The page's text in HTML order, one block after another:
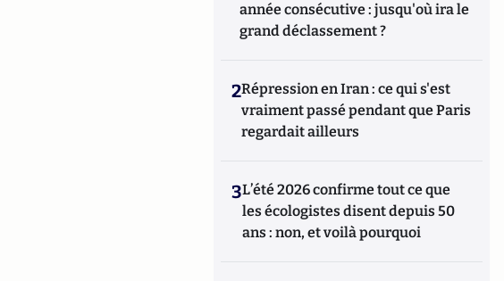
année consécutive : jusqu'où ira le
grand déclassement ?
2Répression en Iran : ce qui s'est
vraiment passé pendant que Paris
regardait ailleurs
3L’été 2026 confirme tout ce que
les écologistes disent depuis 50
ans : non, et voilà pourquoi